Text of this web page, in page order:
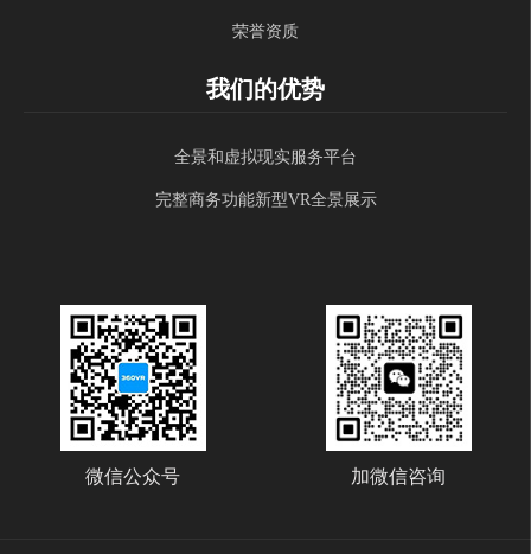
荣誉资质
我们的优势
全景和虚拟现实服务平台
完整商务功能新型VR全景展示
微信公众号 加微信咨询